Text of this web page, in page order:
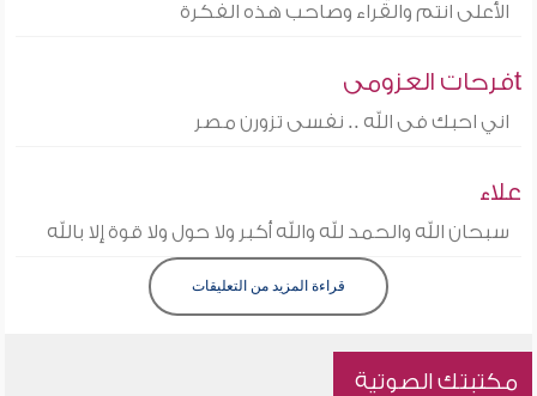
الأعلى انتم والقراء وصاحب هذه الفكرة
tفرحات العزومى
اني احبك فى الله .. نفسى تزورن مصر
علاء
سبحان الله والحمد لله والله أكبر ولا حول ولا قوة إلا بالله
قراءة المزيد من التعليقات
مكتبتك الصوتية